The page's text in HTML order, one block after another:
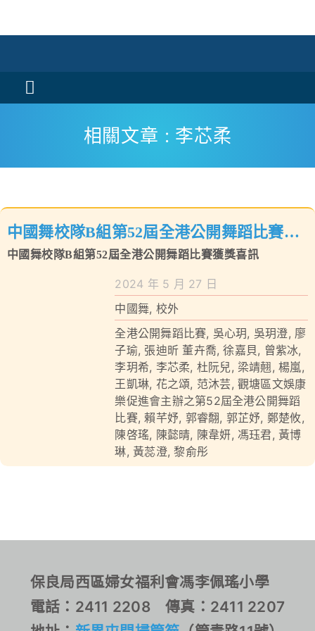
Toggle
校風及學生支援
相關文章 : 李芯柔
中國舞校隊B組第52屆全港公開舞蹈比賽獲
獎喜訊
中國舞校隊B組第52屆全港公開舞蹈比賽獲獎喜訊
2024 年 5 月 27 日
中國舞, 校外
全港公開舞蹈比賽, 吳心玥, 吳玥澄, 廖
子瑜, 張迪昕 董卉喬,徐嘉貝, 曾紫冰,
李玥希, 李芯柔, 杜阮兒, 梁靖翹,楊嵐,
王凱琳, 花之頌, 范沐芸, 觀塘區文娛康
樂促進會主辦之第52屆全港公開舞蹈
比賽,賴芊妤, 郭睿䎗, 郭芷妤, 鄭楚攸,
陳啓瑤, 陳懿晴, 陳韋妍, 馮珏君, 黃博
琳, 黃蕊澄,黎俞彤
保良局西區婦女福利會馮李佩瑤小學
電話：2411 2208 傳真：2411 2207